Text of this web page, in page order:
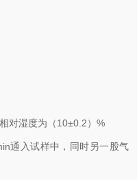
对湿度为（10±0.2）%
通入试样中，同时另一股气